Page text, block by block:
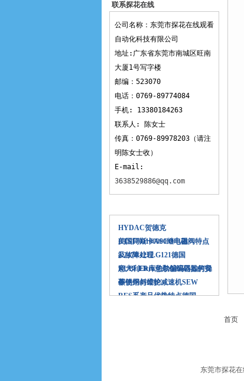
联系探花在线
观看
公司名称：东莞市探花在线观看
自动化科技有限公司
地址:广东省东莞市南城区旺南
大厦1号写字楼
邮编：523070
电话：0769-89774084
手机: 13380184263
联系人: 陈女士
传真：0769-89978203（请注
明陈女士收）
E-mail:
3638529886@qq.com
HYDAC贺德克
ETS1701100000继电器
美国阿斯卡ASCO电磁阀特点
及故障处理
8.2470.1212.G121德国
KUBLER库伯勒编码器如何操
作
意大利Eltra意尔创编码器的安
装使用与维护
不锈钢斜齿轮减速机SEW
RES系产品优势特点德国
首页
东莞市探花